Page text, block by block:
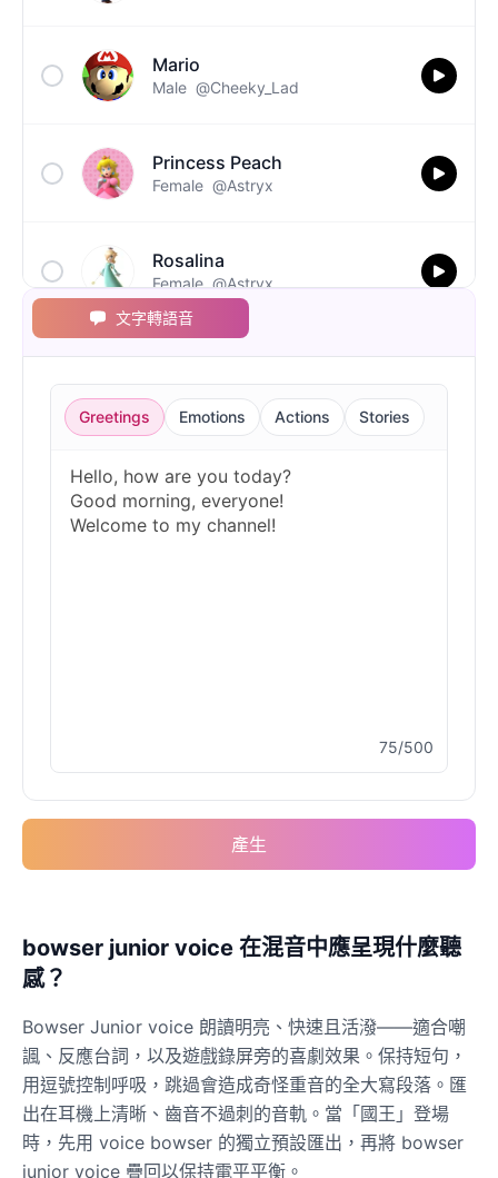
Mario
Male @Cheeky_Lad
Princess Peach
Female @Astryx
Rosalina
Female @Astryx
Toad
Male @Astryx
文字轉語音
Greetings Emotions Actions Stories
75/500
產生
bowser junior voice 在混音中應呈現什麼聽
感？
Bowser Junior voice 朗讀明亮、快速且活潑——適合嘲
諷、反應台詞，以及遊戲錄屏旁的喜劇效果。保持短句，
用逗號控制呼吸，跳過會造成奇怪重音的全大寫段落。匯
出在耳機上清晰、齒音不過刺的音軌。當「國王」登場
時，先用 voice bowser 的獨立預設匯出，再將 bowser
junior voice 疊回以保持電平平衡。